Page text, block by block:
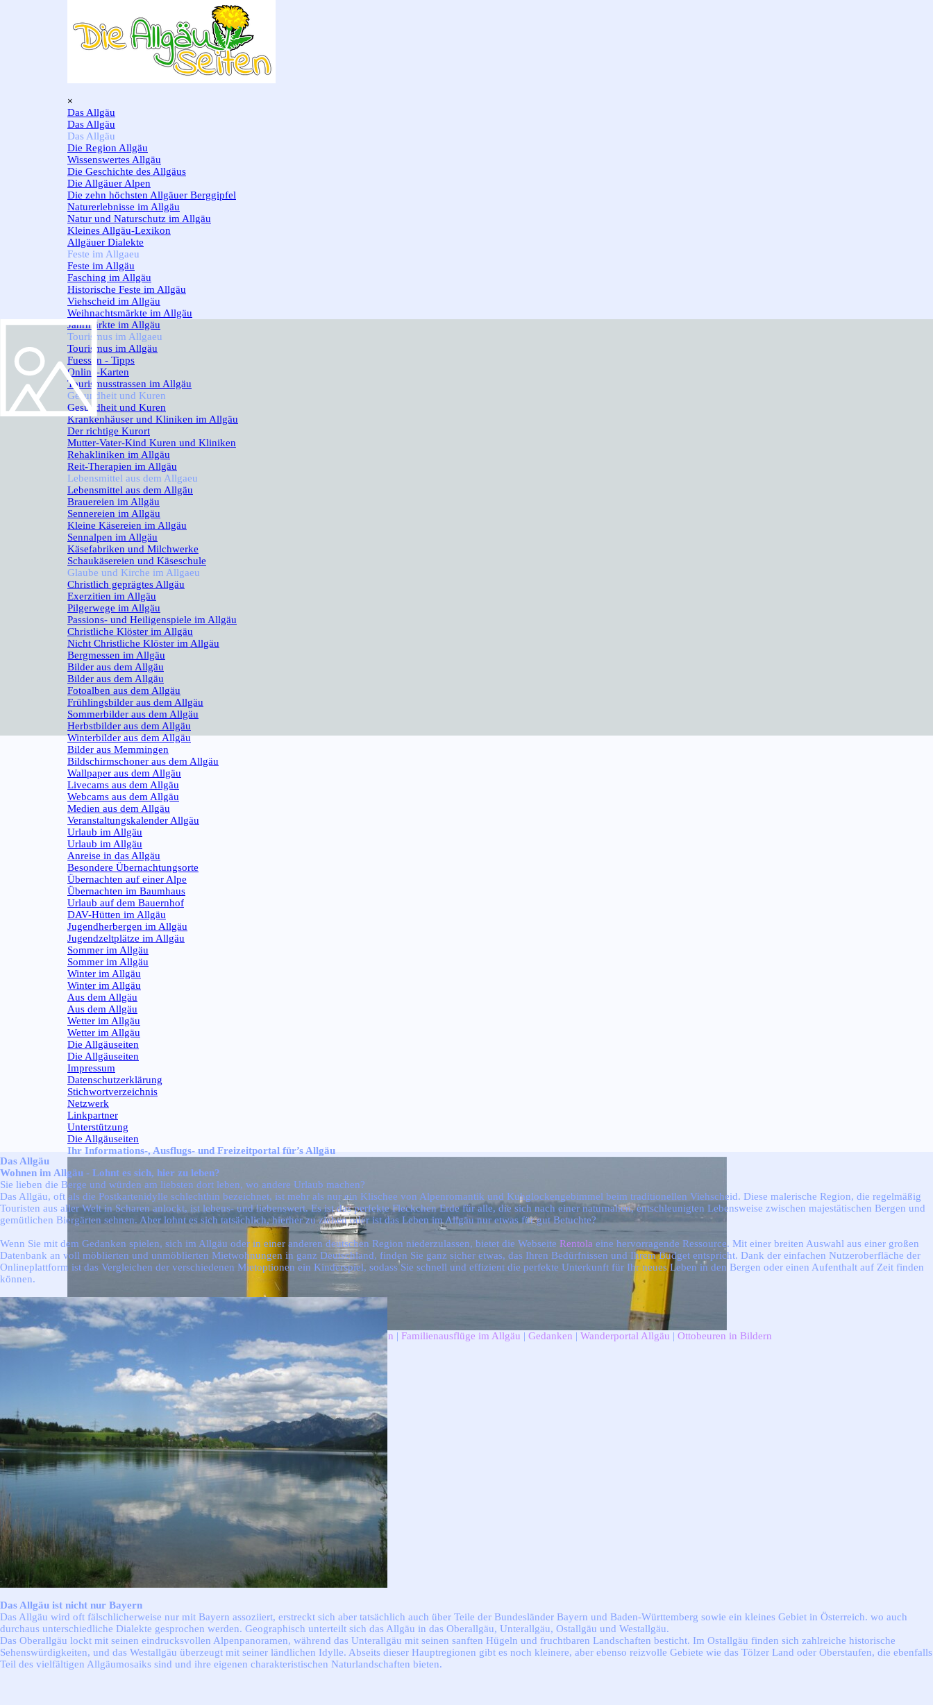
×
Das Allgäu
Das Allgäu
Das Allgäu
Die Region Allgäu
Wissenswertes Allgäu
Die Geschichte des Allgäus
Die Allgäuer Alpen
Die zehn höchsten Allgäuer Berggipfel
Naturerlebnisse im Allgäu
Natur und Naturschutz im Allgäu
Kleines Allgäu-Lexikon
Allgäuer Dialekte
Feste im Allgaeu
Feste im Allgäu
Fasching im Allgäu
Historische Feste im Allgäu
Viehscheid im Allgäu
Weihnachtsmärkte im Allgäu
Jahrmärkte im Allgäu
Tourismus im Allgaeu
Tourismus im Allgäu
Fuessen - Tipps
Online-Karten
Tourismusstrassen im Allgäu
Gesundheit und Kuren
Gesundheit und Kuren
Krankenhäuser und Kliniken im Allgäu
Der richtige Kurort
Mutter-Vater-Kind Kuren und Kliniken
Rehakliniken im Allgäu
Reit-Therapien im Allgäu
Lebensmittel aus dem Allgaeu
Lebensmittel aus dem Allgäu
Brauereien im Allgäu
Sennereien im Allgäu
Kleine Käsereien im Allgäu
Sennalpen im Allgäu
Käsefabriken und Milchwerke
Schaukäsereien und Käseschule
Glaube und Kirche im Allgaeu
Christlich geprägtes Allgäu
Exerzitien im Allgäu
Pilgerwege im Allgäu
Passions- und Heiligenspiele im Allgäu
Christliche Klöster im Allgäu
Nicht Christliche Klöster im Allgäu
Bergmessen im Allgäu
Bilder aus dem Allgäu
Bilder aus dem Allgäu
Fotoalben aus dem Allgäu
Frühlingsbilder aus dem Allgäu
Sommerbilder aus dem Allgäu
Herbstbilder aus dem Allgäu
Winterbilder aus dem Allgäu
Bilder aus Memmingen
Bildschirmschoner aus dem Allgäu
Wallpaper aus dem Allgäu
Livecams aus dem Allgäu
Webcams aus dem Allgäu
Medien aus dem Allgäu
Veranstaltungskalender Allgäu
Urlaub im Allgäu
Urlaub im Allgäu
Anreise in das Allgäu
Besondere Übernachtungsorte
Übernachten auf einer Alpe
Übernachten im Baumhaus
Urlaub auf dem Bauernhof
DAV-Hütten im Allgäu
Jugendherbergen im Allgäu
Jugendzeltplätze im Allgäu
Sommer im Allgäu
Sommer im Allgäu
Winter im Allgäu
Winter im Allgäu
Aus dem Allgäu
Aus dem Allgäu
Wetter im Allgäu
Wetter im Allgäu
Die Allgäuseiten
Die Allgäuseiten
Impressum
Datenschutzerklärung
Stichwortverzeichnis
Netzwerk
Linkpartner
Unterstützung
Die Allgäuseiten
Ihr Informations-, Ausflugs- und Freizeitportal für’s Allgäu
Weitere interessante Homepages rund ums Allgäu: Die Kinder-Allgäuseiten | Familienausflüge im Allgäu | Gedanken | Wanderportal Allgäu | Ottobeuren in Bildern
Suchen
Das Allgäu
Wohnen im Allgäu - Lohnt es sich, hier zu leben?
Sie lieben die Berge und würden am liebsten dort leben, wo andere Urlaub machen?
Das Allgäu, oft als die Postkartenidylle schlechthin bezeichnet, ist mehr als nur ein Klischee von Alpenromantik und Kuhglockengebimmel beim traditionellen Viehscheid. Diese malerische Region, die regelmäßig
Touristen aus aller Welt in Scharen anlockt, ist lebens- und liebenswert. Es ist das perfekte Fleckchen Erde für alle, die sich nach einer naturnahen, entschleunigten Lebensweise zwischen majestätischen Bergen und
gemütlichen Biergärten sehnen. Aber lohnt es sich tatsächlich, hierher zu ziehen oder ist das Leben im Allgäu nur etwas für gut Betuchte?
Wenn Sie mit dem Gedanken spielen, sich im Allgäu oder in einer anderen deutschen Region niederzulassen, bietet die Webseite Rentola eine hervorragende Ressource. Mit einer breiten Auswahl aus einer großen
Datenbank an voll möblierten und unmöblierten Mietwohnungen in ganz Deutschland, finden Sie ganz sicher etwas, das Ihren Bedürfnissen und Ihrem Budget entspricht. Dank der einfachen Nutzeroberfläche der
Onlineplattform ist das Vergleichen der verschiedenen Mietoptionen ein Kinderspiel, sodass Sie schnell und effizient die perfekte Unterkunft für Ihr neues Leben in den Bergen oder einen Aufenthalt auf Zeit finden
können.
Das Allgäu ist nicht nur Bayern
Das Allgäu wird oft fälschlicherweise nur mit Bayern assoziiert, erstreckt sich aber tatsächlich auch über Teile der Bundesländer Bayern und Baden-Württemberg sowie ein kleines Gebiet in Österreich. wo auch
durchaus unterschiedliche Dialekte gesprochen werden. Geographisch unterteilt sich das Allgäu in das Oberallgäu, Unterallgäu, Ostallgäu und Westallgäu.
Das Oberallgäu lockt mit seinen eindrucksvollen Alpenpanoramen, während das Unterallgäu mit seinen sanften Hügeln und fruchtbaren Landschaften besticht. Im Ostallgäu finden sich zahlreiche historische
Sehenswürdigkeiten, und das Westallgäu überzeugt mit seiner ländlichen Idylle. Abseits dieser Hauptregionen gibt es noch kleinere, aber ebenso reizvolle Gebiete wie das Tölzer Land oder Oberstaufen, die ebenfalls
Teil des vielfältigen Allgäumosaiks sind und ihre eigenen charakteristischen Naturlandschaften bieten.